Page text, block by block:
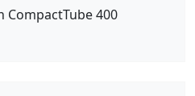
CompactTube 400